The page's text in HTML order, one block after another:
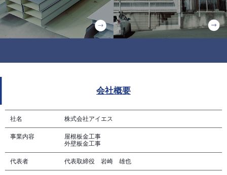
会社概要
社名 株式会社アイエス
事業内容
屋根板金工事
外壁板金工事
代表者 代表取締役 岩崎 雄也